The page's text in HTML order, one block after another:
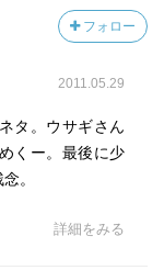
フォロー
2011.05.29
タ。ウサギさん
くー。最後に少
。
詳細をみる